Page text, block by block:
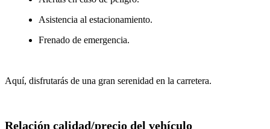
Asistencia al estacionamiento.
Frenado de emergencia.
Aquí, disfrutarás de una gran serenidad en la carretera.
Relación calidad/precio del vehículo